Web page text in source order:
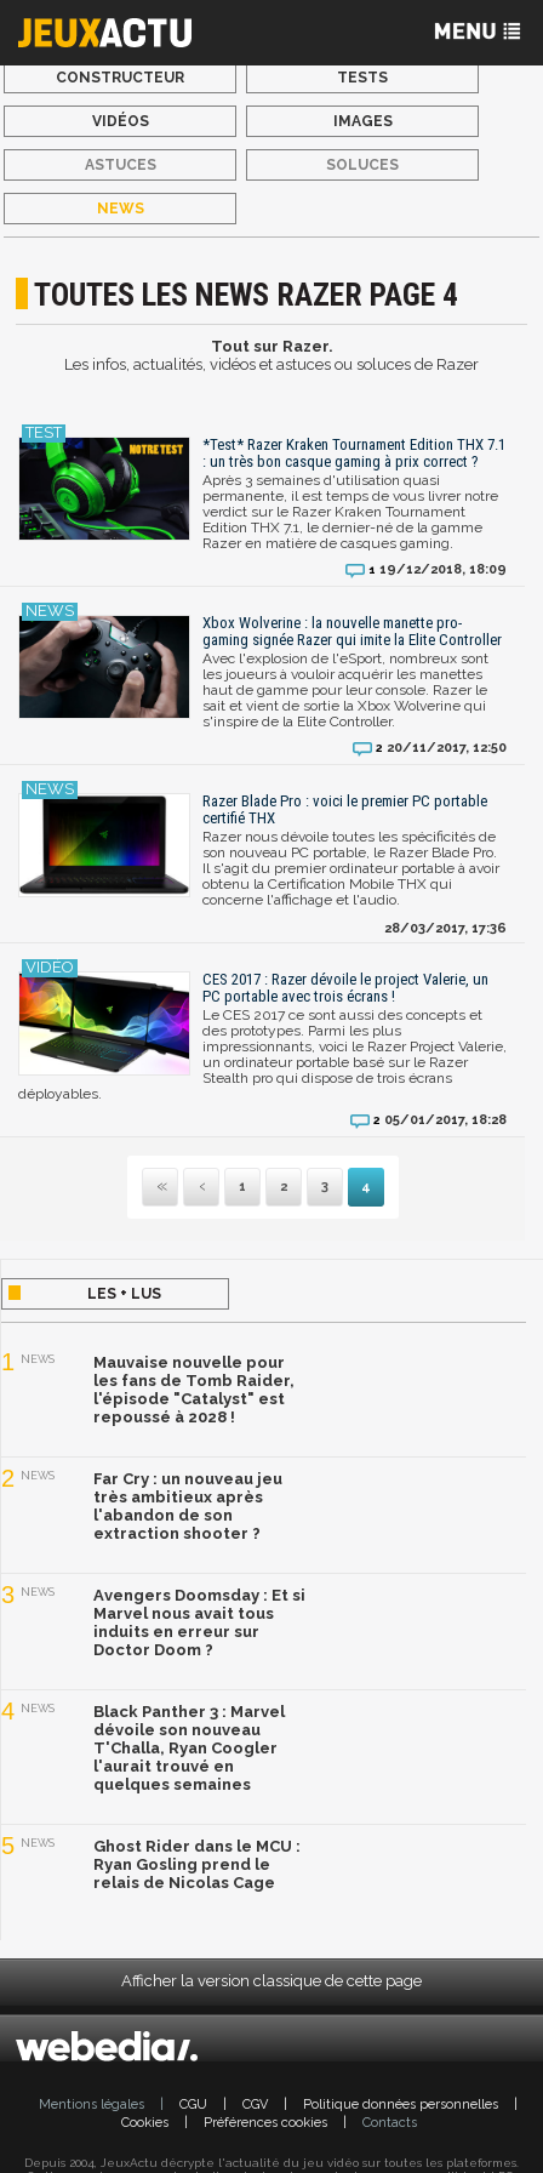
CONSTRUCTEUR TESTS
VIDÉOS IMAGES
ASTUCES SOLUCES
NEWS
TOUTES LES NEWS RAZER PAGE 4
Tout sur Razer.
Les infos, actualités, vidéos et astuces ou soluces de Razer
*Test* Razer Kraken Tournament Edition THX 7.1
: un très bon casque gaming à prix correct ?
Après 3 semaines d'utilisation quasi
permanente, il est temps de vous livrer notre
verdict sur le Razer Kraken Tournament
Edition THX 7.1, le dernier-né de la gamme
Razer en matière de casques gaming.
1 19/12/2018, 18:09
Xbox Wolverine : la nouvelle manette pro-
gaming signée Razer qui imite la Elite Controller
Avec l'explosion de l'eSport, nombreux sont
les joueurs à vouloir acquérir les manettes
haut de gamme pour leur console. Razer le
sait et vient de sortie la Xbox Wolverine qui
s'inspire de la Elite Controller.
2 20/11/2017, 12:50
Razer Blade Pro : voici le premier PC portable
certifié THX
Razer nous dévoile toutes les spécificités de
son nouveau PC portable, le Razer Blade Pro.
Il s'agit du premier ordinateur portable à avoir
obtenu la Certification Mobile THX qui
concerne l'affichage et l'audio.
28/03/2017, 17:36
CES 2017 : Razer dévoile le project Valerie, un
PC portable avec trois écrans !
Le CES 2017 ce sont aussi des concepts et
des prototypes. Parmi les plus
impressionnants, voici le Razer Project Valerie,
un ordinateur portable basé sur le Razer
Stealth pro qui dispose de trois écrans
déployables.
2 05/01/2017, 18:28
Première
Précédente
1 2 3 4
LES + LUS
1 NEWS
Mauvaise nouvelle pour
les fans de Tomb Raider,
l'épisode "Catalyst" est
repoussé à 2028 !
2 NEWS
Far Cry : un nouveau jeu
très ambitieux après
l'abandon de son
extraction shooter ?
3 NEWS
Avengers Doomsday : Et si
Marvel nous avait tous
induits en erreur sur
Doctor Doom ?
4 NEWS
Black Panther 3 : Marvel
dévoile son nouveau
T'Challa, Ryan Coogler
l'aurait trouvé en
quelques semaines
5 NEWS
Ghost Rider dans le MCU :
Ryan Gosling prend le
relais de Nicolas Cage
Afficher la version classique de cette page
Mentions légales CGU CGV Politique données personnelles
Cookies
Préférences cookies Contacts
Depuis 2004, JeuxActu décrypte l'actualité du jeu vidéo sur toutes les plateformes.